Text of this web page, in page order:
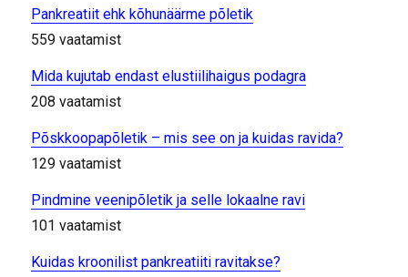
Pankreatiit ehk kõhunäärme põletik
559 vaatamist
Mida kujutab endast elustiilihaigus podagra
208 vaatamist
Põskkoopapõletik – mis see on ja kuidas ravida?
129 vaatamist
Pindmine veenipõletik ja selle lokaalne ravi
101 vaatamist
Kuidas kroonilist pankreatiiti ravitakse?